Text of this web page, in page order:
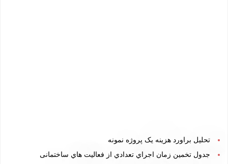
تحلیل براورد هزینه یک پروژه نمونه
جدول تخمین زمان اجراي تعدادي از فعالیت هاي ساختمانی